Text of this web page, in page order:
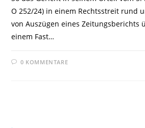
O 252/24) in einem Rechtsstreit rund
von Auszügen eines Zeitungsberichts
einem Fast…
0 KOMMENTARE